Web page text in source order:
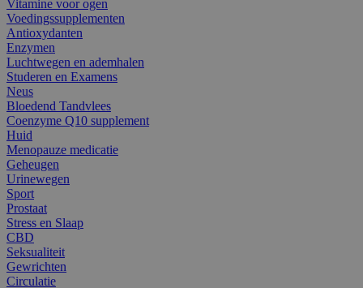
Vitamine voor ogen
Voedingssupplementen
Antioxydanten
Enzymen
Luchtwegen en ademhalen
Studeren en Examens
Neus
Bloedend Tandvlees
Coenzyme Q10 supplement
Huid
Menopauze medicatie
Geheugen
Urinewegen
Sport
Prostaat
Stress en Slaap
CBD
Seksualiteit
Gewrichten
Circulatie